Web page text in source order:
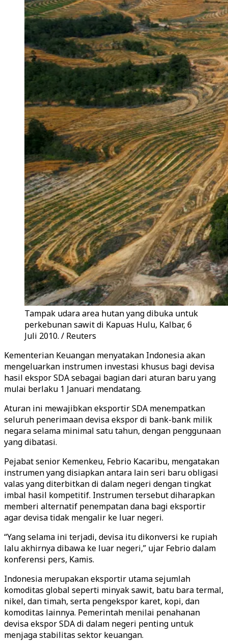
Tampak udara area hutan yang dibuka untuk
perkebunan sawit di Kapuas Hulu, Kalbar, 6
Juli 2010. / Reuters
Kementerian Keuangan menyatakan Indonesia akan
mengeluarkan instrumen investasi khusus bagi devisa
hasil ekspor SDA sebagai bagian dari aturan baru yang
mulai berlaku 1 Januari mendatang.
Aturan ini mewajibkan eksportir SDA menempatkan
seluruh penerimaan devisa ekspor di bank-bank milik
negara selama minimal satu tahun, dengan penggunaan
yang dibatasi.
Pejabat senior Kemenkeu, Febrio Kacaribu, mengatakan
instrumen yang disiapkan antara lain seri baru obligasi
valas yang diterbitkan di dalam negeri dengan tingkat
imbal hasil kompetitif. Instrumen tersebut diharapkan
memberi alternatif penempatan dana bagi eksportir
agar devisa tidak mengalir ke luar negeri.
“Yang selama ini terjadi, devisa itu dikonversi ke rupiah
lalu akhirnya dibawa ke luar negeri,” ujar Febrio dalam
konferensi pers, Kamis.
Indonesia merupakan eksportir utama sejumlah
komoditas global seperti minyak sawit, batu bara termal,
nikel, dan timah, serta pengekspor karet, kopi, dan
komoditas lainnya. Pemerintah menilai penahanan
devisa ekspor SDA di dalam negeri penting untuk
menjaga stabilitas sektor keuangan.